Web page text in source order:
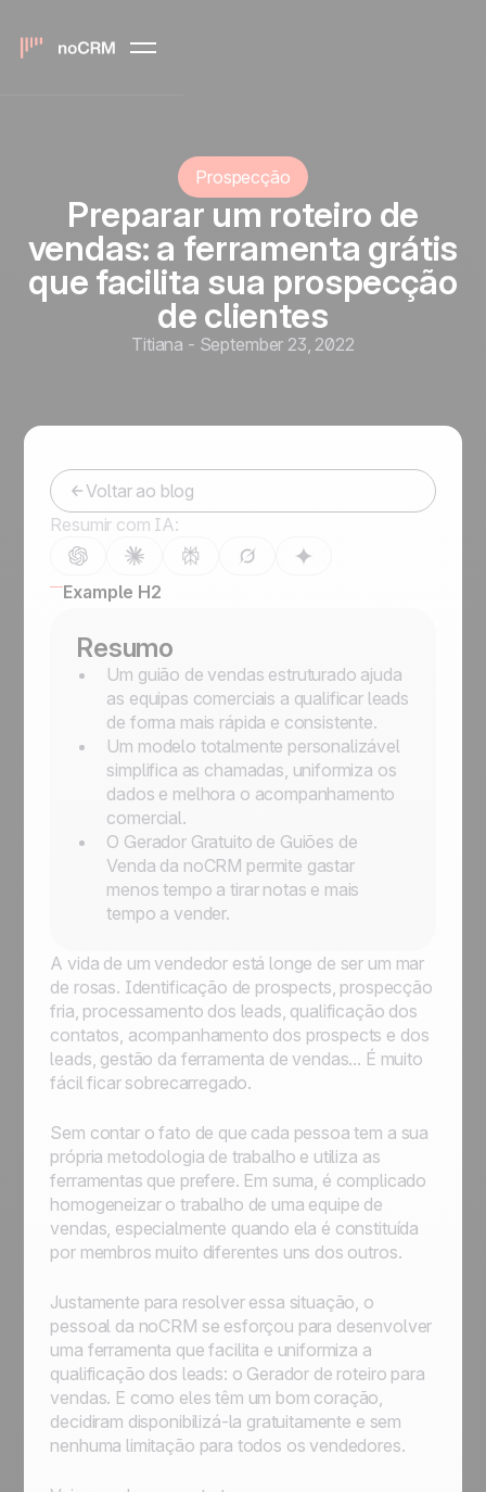
Prospecção
Preparar um roteiro de
vendas: a ferramenta grátis
que facilita sua prospecção
de clientes
Titiana - September 23, 2022
Voltar ao blog
Resumir com IA:
Example H2
Resumo
Um guião de vendas estruturado ajuda
as equipas comerciais a qualificar leads
de forma mais rápida e consistente.
Um modelo totalmente personalizável
simplifica as chamadas, uniformiza os
dados e melhora o acompanhamento
comercial.
O Gerador Gratuito de Guiões de
Venda da noCRM permite gastar
menos tempo a tirar notas e mais
tempo a vender.
A vida de um vendedor está longe de ser um mar
de rosas. Identificação de prospects, prospecção
fria, processamento dos leads, qualificação dos
contatos, acompanhamento dos prospects e dos
leads, gestão da ferramenta de vendas... É muito
fácil ficar sobrecarregado.
Sem contar o fato de que cada pessoa tem a sua
própria metodologia de trabalho e utiliza as
ferramentas que prefere. Em suma, é complicado
homogeneizar o trabalho de uma equipe de
vendas, especialmente quando ela é constituída
por membros muito diferentes uns dos outros.
Justamente para resolver essa situação, o
pessoal da noCRM se esforçou para desenvolver
uma ferramenta que facilita e uniformiza a
qualificação dos leads: o Gerador de roteiro para
vendas. E como eles têm um bom coração,
decidiram disponibilizá-la gratuitamente e sem
nenhuma limitação para todos os vendedores.